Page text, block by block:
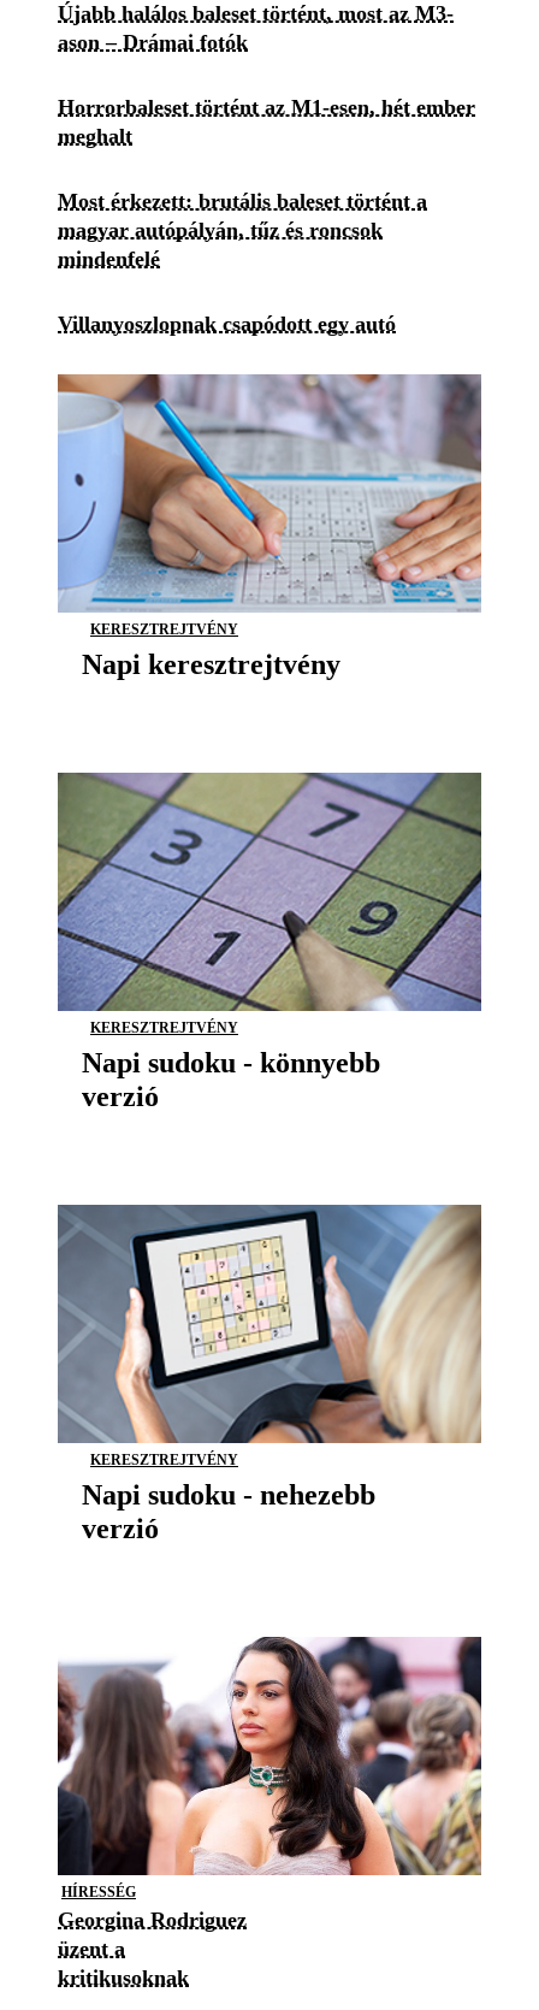
Újabb halálos baleset történt, most az M3-
ason – Drámai fotók
Horrorbaleset történt az M1-esen, hét ember
meghalt
Most érkezett: brutális baleset történt a
magyar autópályán, tűz és roncsok
mindenfelé
Villanyoszlopnak csapódott egy autó
KERESZTREJTVÉNY
Napi keresztrejtvény
KERESZTREJTVÉNY
Napi sudoku - könnyebb
verzió
KERESZTREJTVÉNY
Napi sudoku - nehezebb
verzió
HÍRESSÉG
Georgina Rodriguez
üzent a
kritikusoknak